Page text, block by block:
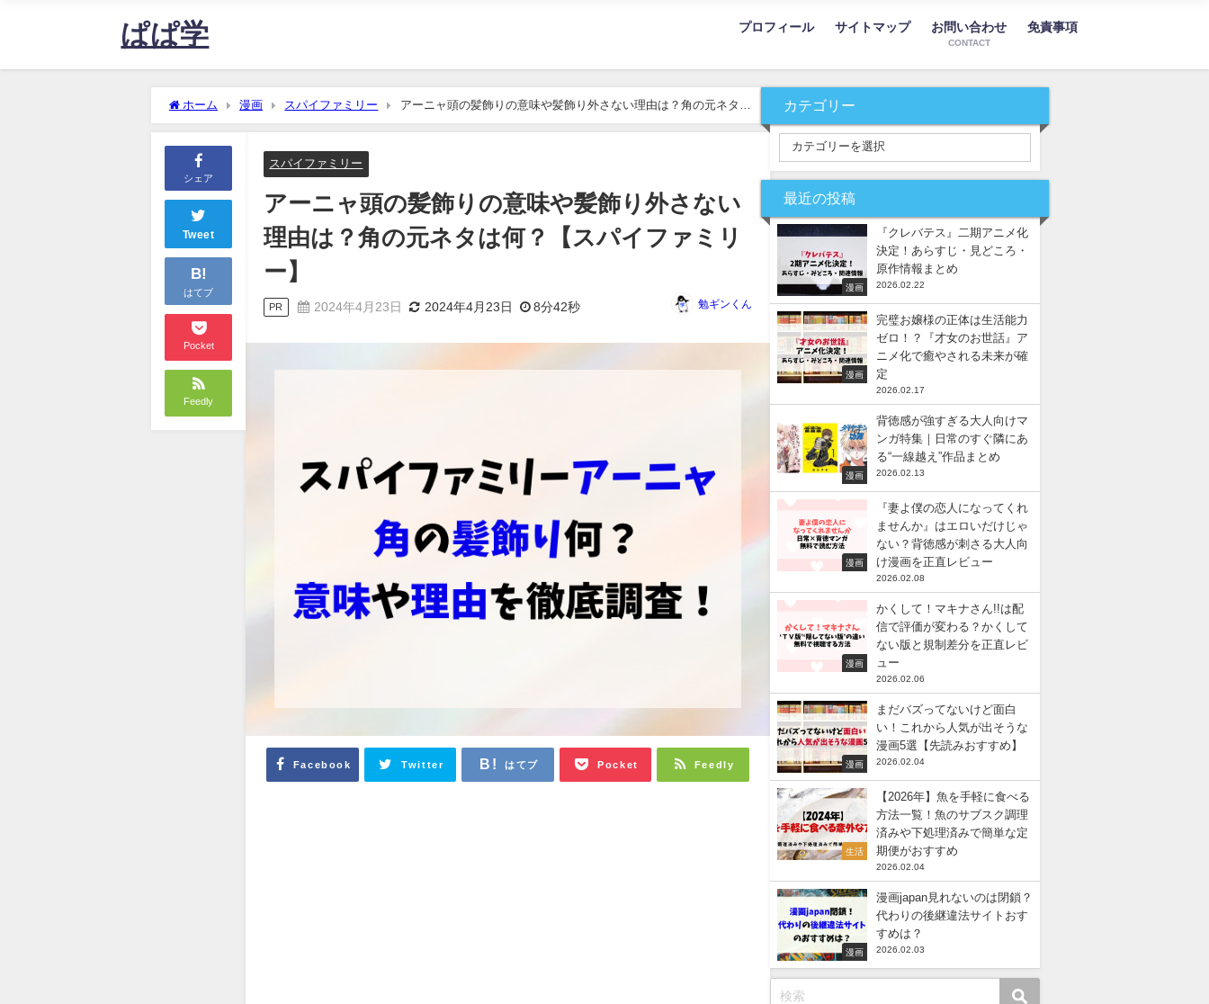
ぱぱ学 プロフィール サイトマップ お問い合わせ
CONTACT
免責事項
ホーム 漫画 スパイファミリー
アーニャ頭の髪飾りの意味や髪飾り外さない理由は？角の元ネタは
何？【スパイファミリー】
シェア
Tweet
B!
はてブ
Pocket
Feedly
スパイファミリー
アーニャ頭の髪飾りの意味や髪飾り外さない
理由は？角の元ネタは何？【スパイファミリ
ー】
PR 2024年4月23日 2024年4月23日 8分42秒 勉ギンくん
Facebook Twitter はてブ Pocket Feedly
カテゴリー
最近の投稿
漫画
『クレバテス』二期アニメ化
決定！あらすじ・見どころ・
原作情報まとめ
2026.02.22
漫画
完璧お嬢様の正体は生活能力
ゼロ！？『才女のお世話』ア
ニメ化で癒やされる未来が確
定
2026.02.17
漫画
背徳感が強すぎる大人向けマ
ンガ特集｜日常のすぐ隣にあ
る“一線越え”作品まとめ
2026.02.13
漫画
『妻よ僕の恋人になってくれ
ませんか』はエロいだけじゃ
ない？背徳感が刺さる大人向
け漫画を正直レビュー
2026.02.08
漫画
かくして！マキナさん!!は配
信で評価が変わる？かくして
ない版と規制差分を正直レビ
ュー
2026.02.06
漫画
まだバズってないけど面白
い！これから人気が出そうな
漫画5選【先読みおすすめ】
2026.02.04
生活
【2026年】魚を手軽に食べる
方法一覧！魚のサブスク調理
済みや下処理済みで簡単な定
期便がおすすめ
2026.02.04
漫画
漫画japan見れないのは閉鎖？
代わりの後継違法サイトおす
すめは？
2026.02.03